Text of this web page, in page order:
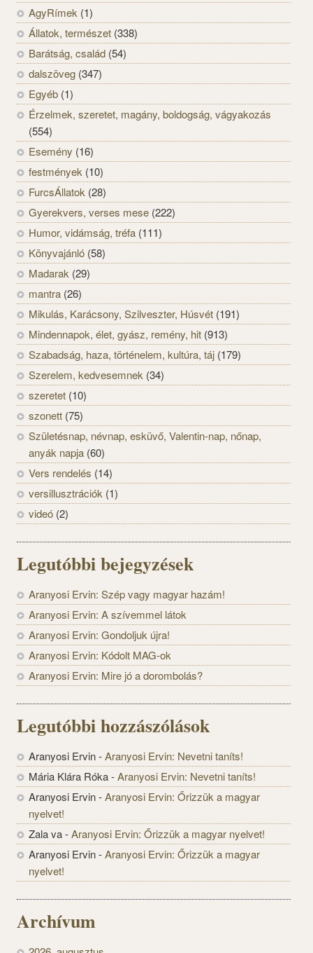
AgyRímek (1)
Állatok, természet (338)
Barátság, család (54)
dalszöveg (347)
Egyéb (1)
Érzelmek, szeretet, magány, boldogság, vágyakozás
(554)
Esemény (16)
festmények (10)
FurcsÁllatok (28)
Gyerekvers, verses mese (222)
Humor, vidámság, tréfa (111)
Könyvajánló (58)
Madarak (29)
mantra (26)
Mikulás, Karácsony, Szilveszter, Húsvét (191)
Mindennapok, élet, gyász, remény, hit (913)
Szabadság, haza, történelem, kultúra, táj (179)
Szerelem, kedvesemnek (34)
szeretet (10)
szonett (75)
Születésnap, névnap, esküvő, Valentin-nap, nőnap,
anyák napja (60)
Vers rendelés (14)
versillusztrációk (1)
videó (2)
Legutóbbi bejegyzések
Aranyosi Ervin: Szép vagy magyar hazám!
Aranyosi Ervin: A szívemmel látok
Aranyosi Ervin: Gondoljuk újra!
Aranyosi Ervin: Kódolt MAG-ok
Aranyosi Ervin: Mire jó a dorombolás?
Legutóbbi hozzászólások
Aranyosi Ervin-Aranyosi Ervin: Nevetni taníts!
Mária Klára Róka-Aranyosi Ervin: Nevetni taníts!
Aranyosi Ervin-Aranyosi Ervin: Őrizzük a magyar
nyelvet!
Zala va-Aranyosi Ervin: Őrizzük a magyar nyelvet!
Aranyosi Ervin-Aranyosi Ervin: Őrizzük a magyar
nyelvet!
Archívum